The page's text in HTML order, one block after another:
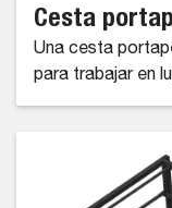
Cesta
Una cesta
para trabajar en